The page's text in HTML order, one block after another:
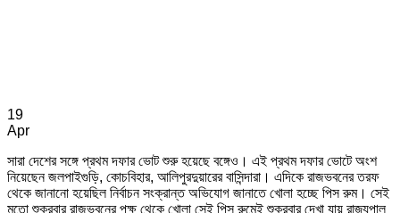
19
Apr
সারা দেশের সঙ্গে প্রথম দফার ভোট শুরু হয়েছে বঙ্গেও। এই প্রথম দফার ভোটে অংশ
নিয়েছেন জলপাইগুড়ি, কোচবিহার, আলিপুরদুয়ারের বাসিন্দারা। এদিকে রাজভবনের তরফ
থেকে জানানো হয়েছিল নির্বাচন সংক্রান্ত অভিযোগ জানাতে খোলা হচ্ছে পিস রুম। সেই
মতো শুক্রবার রাজভবনের পক্ষ থেকে খোলা সেই পিস রুমেই শুক্রবার দেখা যায় রাজ্যপাল